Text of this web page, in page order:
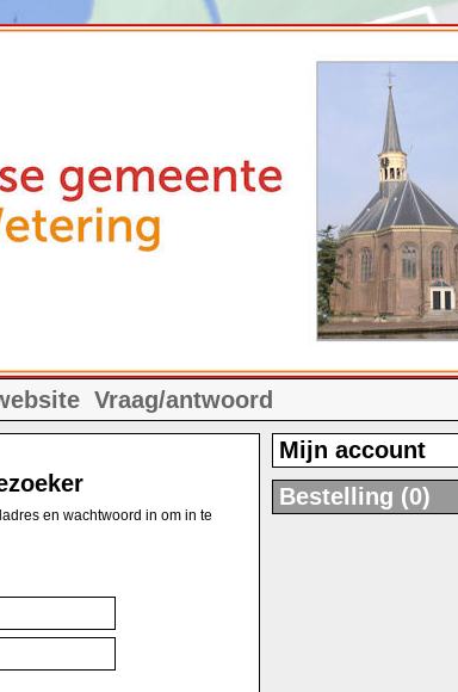
Vraag/antwoord
en wachtwoord in om in te
Mijn account
Bestelling (0)